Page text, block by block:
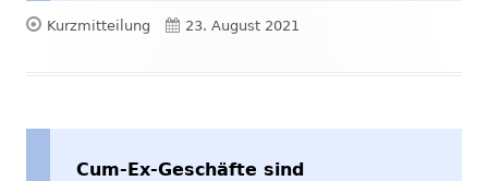
Format
Kurzmitteilung Veröffentlicht
23. August 2021
Cum-Ex-Geschäfte sind